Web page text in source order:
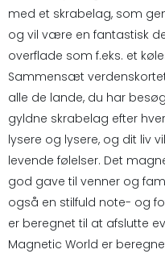
med et skrabelag, som
og vil være en fantastisk
overflade som f.eks. et
Sammensæt
alle de lande, du har
gyldne skrabelag efter
lysere og lysere, og dit liv
levende følelser. Det
god gave til venner og
også en stilfuld note- og
er beregnet til at afslutte
Magnetic World er